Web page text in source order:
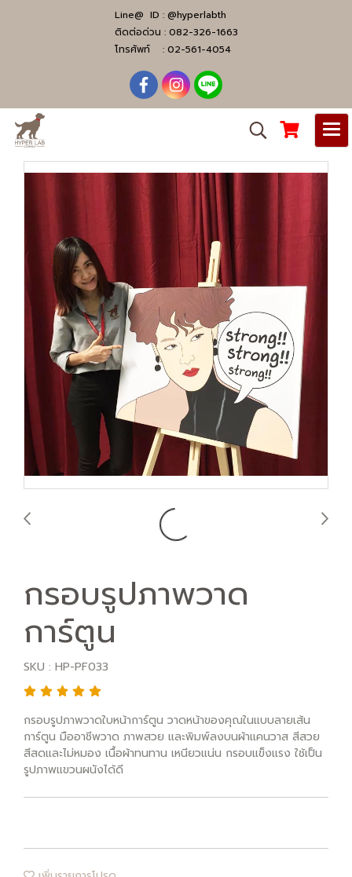
Line@ ID : @hyperlabth
ติดต่อด่วน : 082-326-1663
โทรศัพท์ : 02-561-4054
กรอบรูปภาพวาด
การ์ตูน
SKU : HP-PF033
กรอบรูปภาพวาดใบหน้าการ์ตูน วาดหน้าของคุณในแบบลายเส้น
การ์ตูน มืออาชีพวาด ภาพสวย และพิมพ์ลงบนผ้าแคนวาส สีสวย
สีสดและไม่หมอง เนื้อผ้าทนทาน เหนียวแน่น กรอบแข็งแรง ใช้เป็น
รูปภาพแขวนผนังได้ดี